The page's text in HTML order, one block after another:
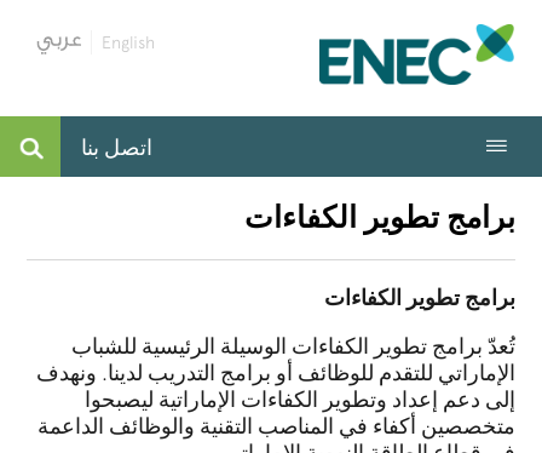
English
اتصل بنا
برامج تطوير الكفاءات
برامج تطوير الكفاءات
تُعدّ برامج تطوير الكفاءات الوسيلة الرئيسية للشباب
الإماراتي للتقدم للوظائف أو برامج التدريب لدينا. ونهدف
إلى دعم إعداد وتطوير الكفاءات الإماراتية ليصبحوا
متخصصين أكفاء في المناصب التقنية والوظائف الداعمة